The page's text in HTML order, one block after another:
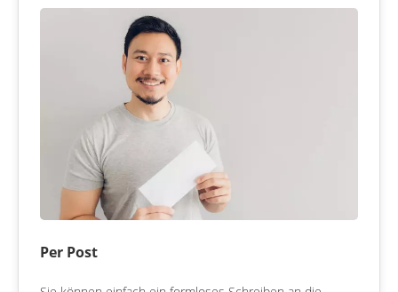
Per Post